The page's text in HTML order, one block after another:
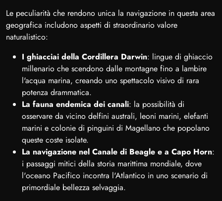
Le peculiarità che rendono unica la navigazione in questa area
geografica includono aspetti di straordinario valore
naturalistico:
I ghiacciai della Cordillera Darwin: lingue di ghiaccio
millenario che scendono dalle montagne fino a lambire
l'acqua marina, creando uno spettacolo visivo di rara
potenza drammatica.
La fauna endemica dei canali: la possibilità di
osservare da vicino delfini australi, leoni marini, elefanti
marini e colonie di pinguini di Magellano che popolano
queste coste isolate.
La navigazione nel Canale di Beagle e a Capo Horn:
i passaggi mitici della storia marittima mondiale, dove
l'oceano Pacifico incontra l'Atlantico in uno scenario di
primordiale bellezza selvaggia.